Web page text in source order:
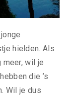
hielden. Als
meer, wil je
die ’s
Wil je dus